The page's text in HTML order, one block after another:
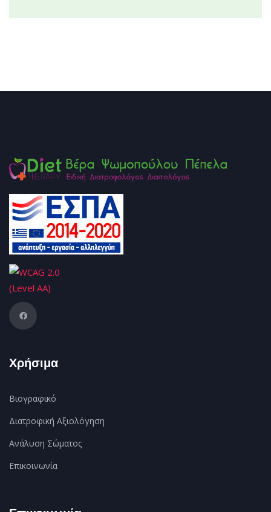
Χρήσιμα
Βιογραφικό
Διατροφική Αξιολόγηση
Ανάλυση Σώματος
Επικοινωνία